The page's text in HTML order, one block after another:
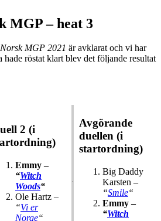
MGP – heat 3
Norsk MGP 2021 är avklarat och vi har
hade röstat klart blev det följande resultat
2 (i
Emmy –
“Witch
Woods“
Ole Hartz –
“Vi er
Norge“
Avgörande
duellen (i
startordning)
Big Daddy
Karsten –
“Smile“
Emmy –
“Witch